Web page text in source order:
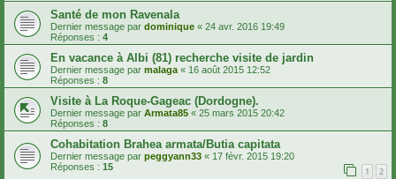
Santé de mon Ravenala
Dernier message par dominique « 24 avr. 2016 19:49
Réponses : 4
En vacance à Albi (81) recherche visite de jardin
Dernier message par malaga « 16 août 2015 12:52
Réponses : 8
Visite à La Roque-Gageac (Dordogne).
Dernier message par Armata85 « 25 mars 2015 20:42
Réponses : 8
Cohabitation Brahea armata/Butia capitata
Dernier message par peggyann33 « 17 févr. 2015 19:20
Réponses : 15 1 2